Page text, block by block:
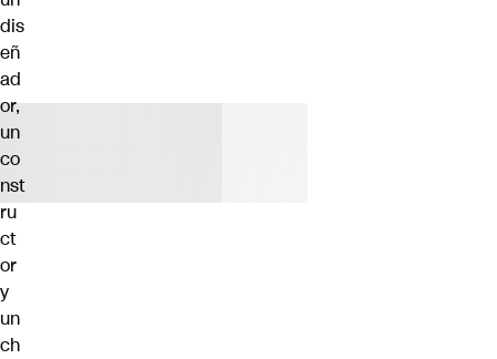
dis
eñ
ad
or,
un
co
nst
ru
ct
or
y
un
ch